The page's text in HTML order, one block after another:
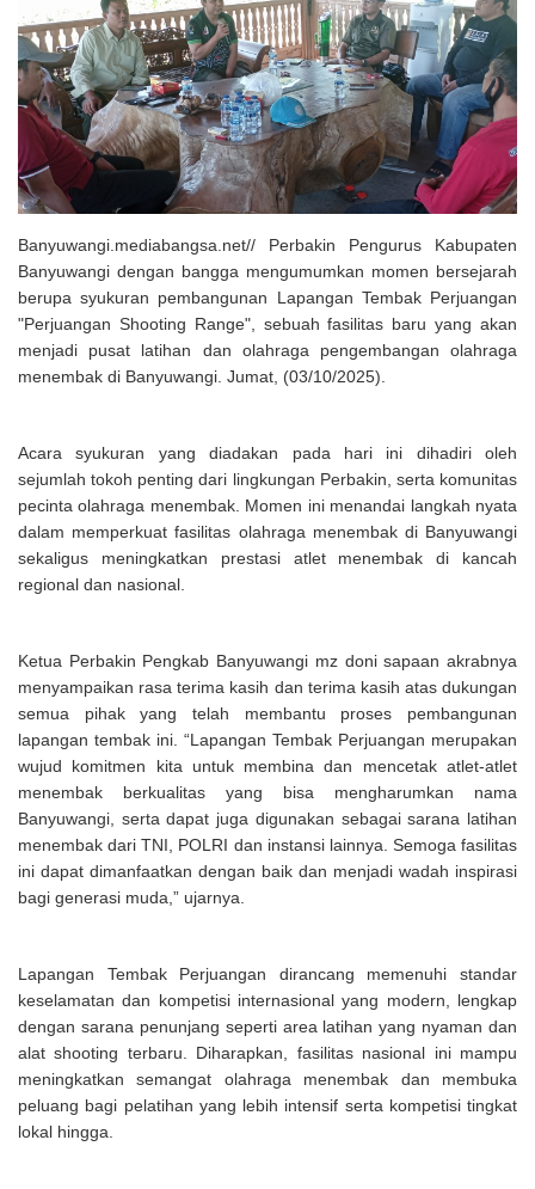
Uji Coba Program NADI JKN
Banyuwangi.mediabangsa.net// Perbakin Pengurus Kabupaten
Banyuwangi dengan bangga mengumumkan momen bersejarah
berupa syukuran pembangunan Lapangan Tembak Perjuangan
"Perjuangan Shooting Range", sebuah fasilitas baru yang akan
menjadi pusat latihan dan olahraga pengembangan olahraga
menembak di Banyuwangi. Jumat, (03/10/2025).
Acara syukuran yang diadakan pada hari ini dihadiri oleh
sejumlah tokoh penting dari lingkungan Perbakin, serta komunitas
pecinta olahraga menembak. Momen ini menandai langkah nyata
dalam memperkuat fasilitas olahraga menembak di Banyuwangi
sekaligus meningkatkan prestasi atlet menembak di kancah
regional dan nasional.
Ketua Perbakin Pengkab Banyuwangi mz doni sapaan akrabnya
menyampaikan rasa terima kasih dan terima kasih atas dukungan
semua pihak yang telah membantu proses pembangunan
lapangan tembak ini. “Lapangan Tembak Perjuangan merupakan
wujud komitmen kita untuk membina dan mencetak atlet-atlet
menembak berkualitas yang bisa mengharumkan nama
Banyuwangi, serta dapat juga digunakan sebagai sarana latihan
menembak dari TNI, POLRI dan instansi lainnya. Semoga fasilitas
ini dapat dimanfaatkan dengan baik dan menjadi wadah inspirasi
bagi generasi muda,” ujarnya.
Lapangan Tembak Perjuangan dirancang memenuhi standar
keselamatan dan kompetisi internasional yang modern, lengkap
dengan sarana penunjang seperti area latihan yang nyaman dan
alat shooting terbaru. Diharapkan, fasilitas nasional ini mampu
meningkatkan semangat olahraga menembak dan membuka
peluang bagi pelatihan yang lebih intensif serta kompetisi tingkat
lokal hingga.